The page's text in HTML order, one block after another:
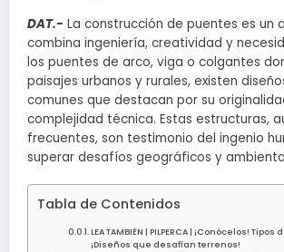
DAT.- La construcción de puentes es un
combina ingeniería, creatividad y
los puentes de arco, viga o colgantes
paisajes urbanos y rurales, existen
comunes que destacan por su
complejidad técnica. Estas estructuras,
frecuentes, son testimonio del ingenio
superar desafíos geográficos y
Tabla de Contenidos
LEA TAMBIÉN | PILPERCA | ¡Conócelos!
¡Diseños que desafían terrenos!